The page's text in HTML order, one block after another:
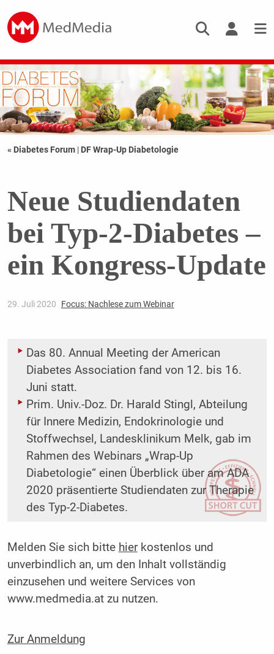
« Diabetes Forum | DF Wrap-Up Diabetologie
Neue Studiendaten
bei Typ-2-Diabetes –
ein Kongress-Update
29. Juli 2020 Focus: Nachlese zum Webinar
Das 80. Annual Meeting der American
Diabetes Association fand von 12. bis 16.
Juni statt.
Prim. Univ.-Doz. Dr. Harald Stingl, Abteilung
für Innere Medizin, Endokrinologie und
Stoffwechsel, Landesklinikum Melk, gab im
Rahmen des Webinars „Wrap-Up
Diabetologie“ einen Überblick über am ADA
2020 präsentierte Studiendaten zur Therapie
des Typ-2-Diabetes.
Melden Sie sich bitte hierkostenlos und
unverbindlich an, um den Inhalt vollständig
einzusehen und weitere Services von
www.medmedia.at zu nutzen.
Zur Anmeldung